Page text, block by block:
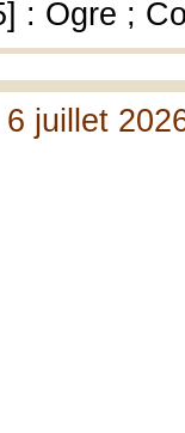
: Ogre ;
juillet